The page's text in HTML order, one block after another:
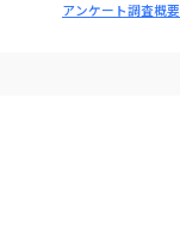
アンケート調査概要